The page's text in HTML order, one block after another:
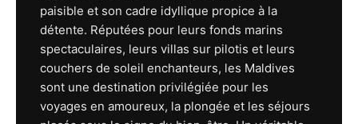
paisible et son cadre idyllique propice à la
détente. Réputées pour leurs fonds marins
spectaculaires, leurs villas sur pilotis et leurs
couchers de soleil enchanteurs, les Maldives
sont une destination privilégiée pour les
voyages en amoureux, la plongée et les séjours